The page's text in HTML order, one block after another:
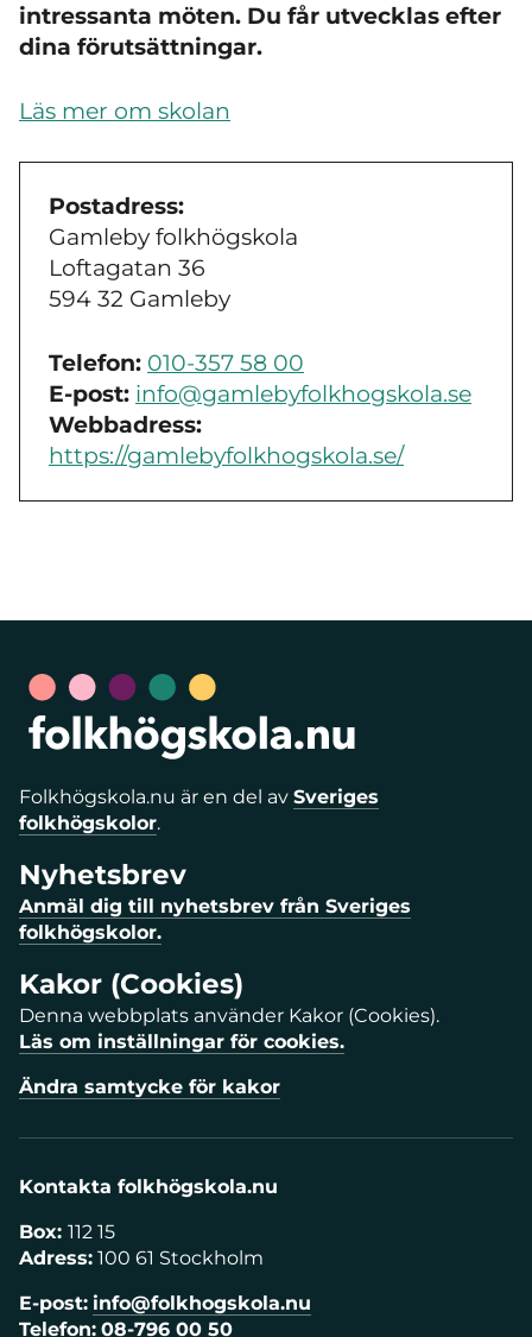
intressanta möten. Du får utvecklas efter
dina förutsättningar.
Läs mer om skolan
Postadress:
Gamleby folkhögskola
Loftagatan 36
594 32 Gamleby
Telefon: 010-357 58 00
E-post: info@gamlebyfolkhogskola.se
Webbadress:
https://gamlebyfolkhogskola.se/
Folkhögskola.nu är en del av Sveriges
folkhögskolor.
Nyhetsbrev
Anmäl dig till nyhetsbrev från Sveriges
folkhögskolor.
Kakor (Cookies)
Denna webbplats använder Kakor (Cookies).
Läs om inställningar för cookies.
Ändra samtycke för kakor
Kontakta folkhögskola.nu
Box: 112 15
Adress: 100 61 Stockholm
E-post: info@folkhogskola.nu
Telefon: 08-796 00 50